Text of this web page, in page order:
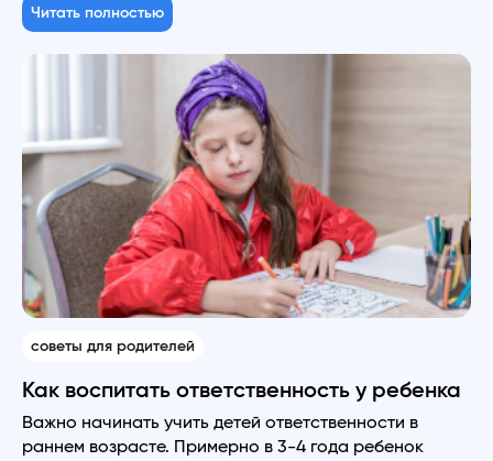
Читать полностью
советы для родителей
Как воспитать ответственность у ребенка
Важно начинать учить детей ответственности в
раннем возрасте. Примерно в 3-4 года ребенок